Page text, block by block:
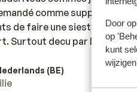
Door
op
kunt
comme supplement
de faire une sieste avant de
Surtout decu par le manque
de l'établissement alors
prix était de 35€ juste
rester jusque 15h30 et
comme supplement
de faire une sieste avant de
Surtout decu par le manque
(BE)